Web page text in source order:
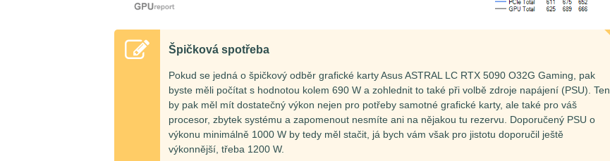
Špičková spotřeba
Pokud se jedná o špičkový odběr grafické karty Asus ASTRAL LC RTX 5090 O32G Gaming, pak
byste měli počítat s hodnotou kolem 690 W a zohlednit to také při volbě zdroje napájení (PSU). Ten
by pak měl mít dostatečný výkon nejen pro potřeby samotné grafické karty, ale také pro váš
procesor, zbytek systému a zapomenout nesmíte ani na nějakou tu rezervu. Doporučený PSU o
výkonu minimálně 1000 W by tedy měl stačit, já bych vám však pro jistotu doporučil ještě
výkonnější, třeba 1200 W.